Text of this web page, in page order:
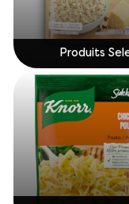
Produits